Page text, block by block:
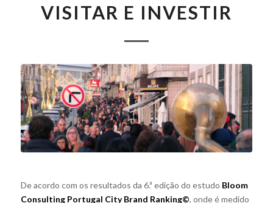
VISITAR E INVESTIR
De acordo com os resultados da 6.ª edição do estudo Bloom
Consulting Portugal City Brand Ranking©, onde é medido